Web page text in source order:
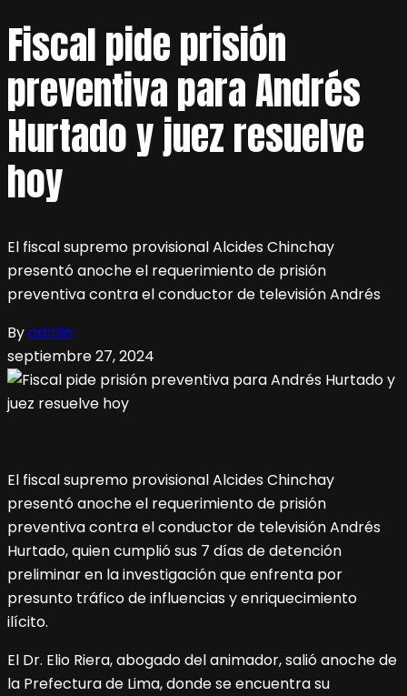
Fiscal pide prisión
preventiva para Andrés
Hurtado y juez resuelve
hoy
El fiscal supremo provisional Alcides Chinchay
presentó anoche el requerimiento de prisión
preventiva contra el conductor de televisión Andrés
Byadmin
septiembre 27, 2024
El fiscal supremo provisional Alcides Chinchay
presentó anoche el requerimiento de prisión
preventiva contra el conductor de televisión Andrés
Hurtado, quien cumplió sus 7 días de detención
preliminar en la investigación que enfrenta por
presunto tráfico de influencias y enriquecimiento
ilícito.
El Dr. Elio Riera, abogado del animador, salió anoche de
la Prefectura de Lima, donde se encuentra su